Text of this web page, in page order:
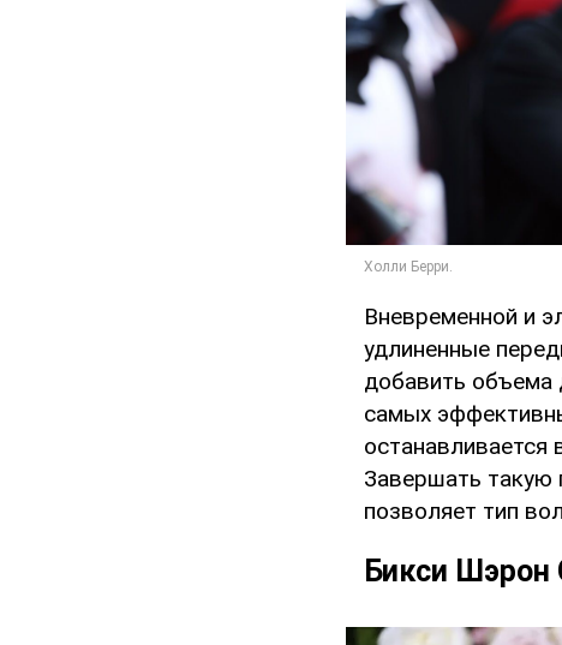
Вневременной и
удлиненные
добавить объема
самых
Завершать такую
позволяет тип
Бикси Шэрон